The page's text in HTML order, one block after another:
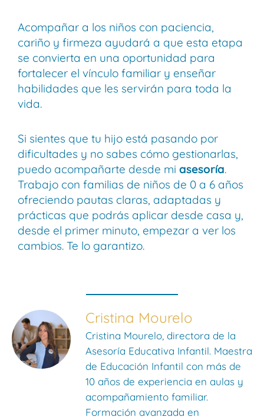
Acompañar a los niños con paciencia,
cariño y firmeza ayudará a que esta etapa
se convierta en una oportunidad para
fortalecer el vínculo familiar y enseñar
habilidades que les servirán para toda la
vida.
Si sientes que tu hijo está pasando por
dificultades y no sabes cómo gestionarlas,
puedo acompañarte desde mi asesoría.
Trabajo con familias de niños de 0 a 6 años
ofreciendo pautas claras, adaptadas y
prácticas que podrás aplicar desde casa y,
desde el primer minuto, empezar a ver los
cambios. Te lo garantizo.
Cristina Mourelo
Cristina Mourelo, directora de la
Asesoría Educativa Infantil. Maestra
de Educación Infantil con más de
10 años de experiencia en aulas y
acompañamiento familiar.
Formación avanzada en